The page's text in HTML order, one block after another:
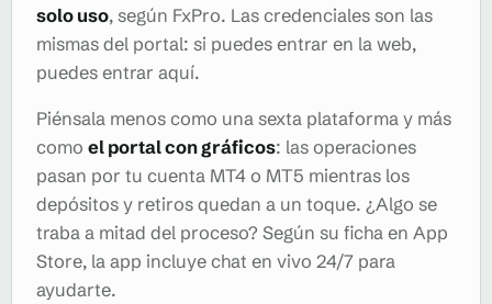
solo uso, según FxPro. Las credenciales son las
mismas del portal: si puedes entrar en la web,
puedes entrar aquí.
Piénsala menos como una sexta plataforma y más
como el portal con gráficos: las operaciones
pasan por tu cuenta MT4 o MT5 mientras los
depósitos y retiros quedan a un toque. ¿Algo se
traba a mitad del proceso? Según su ficha en App
Store, la app incluye chat en vivo 24/7 para
ayudarte.